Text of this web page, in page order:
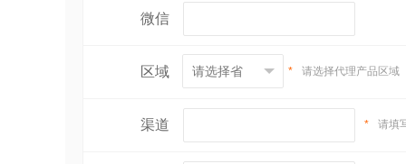
微信
区域 * 请选择代理产品区域
渠道 * 请填